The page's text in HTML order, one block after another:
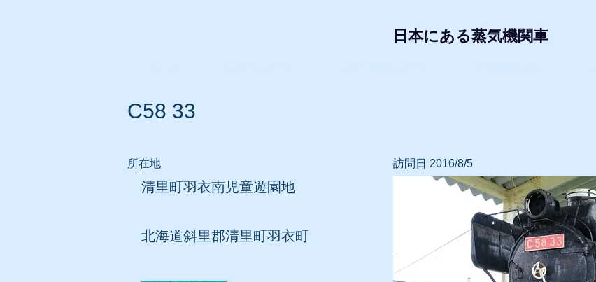
日本にある蒸気機関車
C58 33
所在地
清里町羽衣南児童遊園地
北海道斜里郡清里町羽衣町
訪問日 2016/8/5